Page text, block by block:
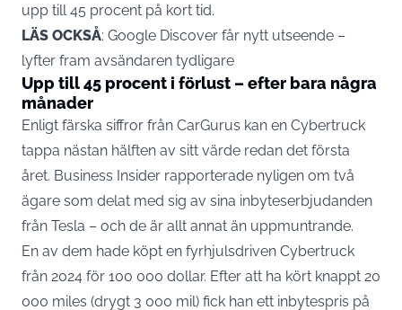
upp till 45 procent på kort tid.
LÄS OCKSÅ: Google Discover får nytt utseende –
lyfter fram avsändaren tydligare
Upp till 45 procent i förlust – efter bara några
månader
Enligt färska siffror från CarGurus kan en Cybertruck
tappa nästan hälften av sitt värde redan det första
året. Business Insider rapporterade nyligen om två
ägare som delat med sig av sina inbyteserbjudanden
från Tesla – och de är allt annat än uppmuntrande.
En av dem hade köpt en fyrhjulsdriven Cybertruck
från 2024 för 100 000 dollar. Efter att ha kört knappt 20
000 miles (drygt 3 000 mil) fick han ett inbytespris på